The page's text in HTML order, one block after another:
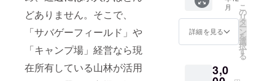
どありません。そこで、
「サバゲーフィールド」や
「キャンプ場」経営なら現
在所有している山林が活用
（過去
に自主
制作漫
画誌展
示即売
ミティ
ア」で
月
詳細を見る
こ
の
リ
タ
ー
ン
を
選
択
す
る
3,0